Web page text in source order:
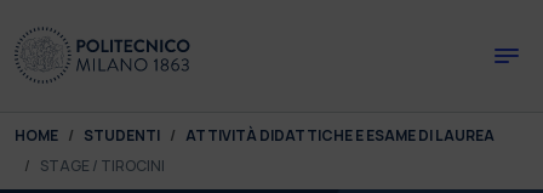
You are here:
HOME STUDENTI
ATTIVITÀ DIDATTICHE E ESAME DI LAUREA
STAGE / TIROCINI